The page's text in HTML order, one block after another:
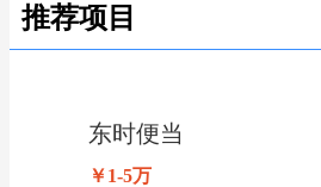
推荐项目
东时便当
￥1-5万